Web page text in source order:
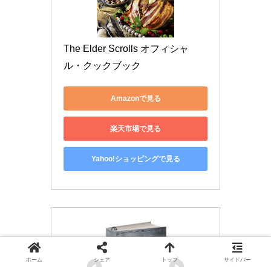
The Elder Scrolls オフィシャ
ル・クックブック
Amazonで見る
楽天市場で見る
Yahoo!ショッピングで見る
ホーム シェア トップ サイドバー